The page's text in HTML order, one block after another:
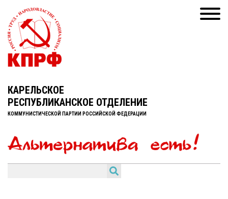
КАРЕЛЬСКОЕ
РЕСПУБЛИКАНСКОЕ ОТДЕЛЕНИЕ
КОММУНИСТИЧЕСКОЙ ПАРТИИ РОССИЙСКОЙ ФЕДЕРАЦИИ